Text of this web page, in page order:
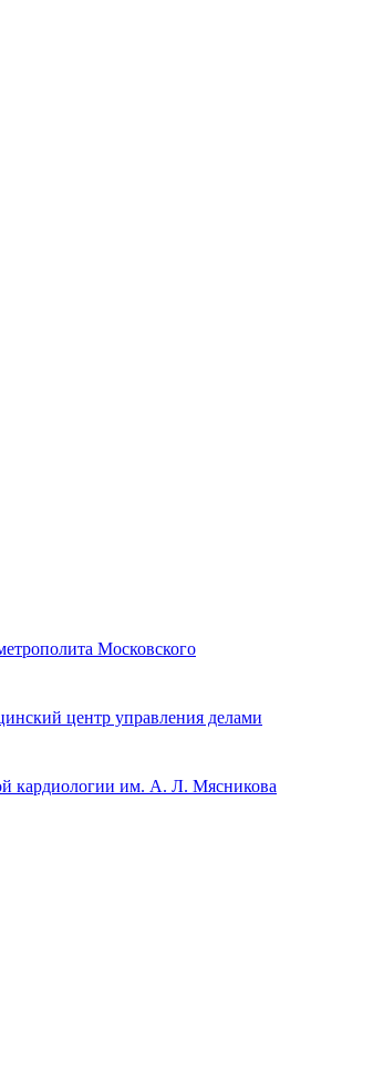
Московского
центр управления делами
кардиологии им. А. Л. Мясникова